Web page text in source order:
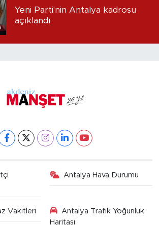
Yeni Parti'nin Antalya kadrosu
açıklandı
Antalya Hava Durumu
Vakitleri
Antalya Trafik Yoğunluk
Haritası